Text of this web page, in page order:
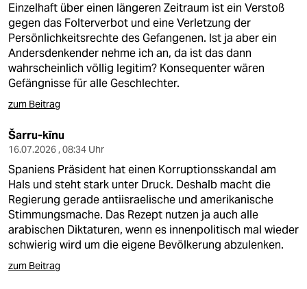
Einzelhaft über einen längeren Zeitraum ist ein Verstoß
gegen das Folterverbot und eine Verletzung der
Persönlichkeitsrechte des Gefangenen. Ist ja aber ein
Andersdenkender nehme ich an, da ist das dann
wahrscheinlich völlig legitim? Konsequenter wären
Gefängnisse für alle Geschlechter.
zum Beitrag
Šarru-kīnu
16.07.2026 , 08:34 Uhr
Spaniens Präsident hat einen Korruptionsskandal am
Hals und steht stark unter Druck. Deshalb macht die
Regierung gerade antiisraelische und amerikanische
Stimmungsmache. Das Rezept nutzen ja auch alle
arabischen Diktaturen, wenn es innenpolitisch mal wieder
schwierig wird um die eigene Bevölkerung abzulenken.
zum Beitrag